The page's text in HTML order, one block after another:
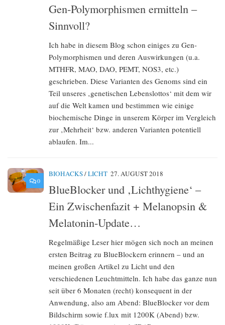
Gen-Polymorphismen ermitteln –
Sinnvoll?
Ich habe in diesem Blog schon einiges zu Gen-
Polymorphismen und deren Auswirkungen (u.a.
MTHFR, MAO, DAO, PEMT, NOS3, etc.)
geschrieben. Diese Varianten des Genoms sind ein
Teil unseres ‚genetischen Lebenslottos‘ mit dem wir
auf die Welt kamen und bestimmen wie einige
biochemische Dinge in unserem Körper im Vergleich
zur ‚Mehrheit‘ bzw. anderen Varianten potentiell
ablaufen. Im...
0
BIOHACKS/LICHT 27. AUGUST 2018
BlueBlocker und ‚Lichthygiene‘ –
Ein Zwischenfazit + Melanopsin &
Melatonin-Update…
Regelmäßige Leser hier mögen sich noch an meinen
ersten Beitrag zu BlueBlockern erinnern – und an
meinen großen Artikel zu Licht und den
verschiedenen Leuchtmitteln. Ich habe das ganze nun
seit über 6 Monaten (recht) konsequent in der
Anwendung, also am Abend: BlueBlocker vor dem
Bildschirm sowie f.lux mit 1200K (Abend) bzw.